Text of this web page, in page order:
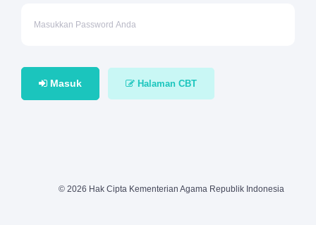
Masuk Halaman CBT
© 2026 Hak Cipta Kementerian Agama Republik Indonesia